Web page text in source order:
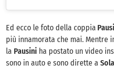
Ed ecco le foto della coppia
più innamorata che mai. Mentre
la Pausini ha postato un video
sono in auto e sono dirette a